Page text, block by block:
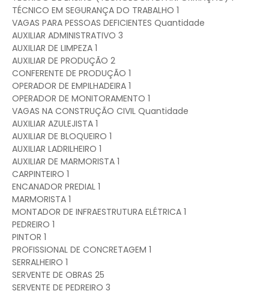
TÉCNICO EM SEGURANÇA DO TRABALHO 1
VAGAS PARA PESSOAS DEFICIENTES Quantidade
AUXILIAR ADMINISTRATIVO 3
AUXILIAR DE LIMPEZA 1
AUXILIAR DE PRODUÇÃO 2
CONFERENTE DE PRODUÇÃO 1
OPERADOR DE EMPILHADEIRA 1
OPERADOR DE MONITORAMENTO 1
VAGAS NA CONSTRUÇÃO CIVIL Quantidade
AUXILIAR AZULEJISTA 1
AUXILIAR DE BLOQUEIRO 1
AUXILIAR LADRILHEIRO 1
AUXILIAR DE MARMORISTA 1
CARPINTEIRO 1
ENCANADOR PREDIAL 1
MARMORISTA 1
MONTADOR DE INFRAESTRUTURA ELÉTRICA 1
PEDREIRO 1
PINTOR 1
PROFISSIONAL DE CONCRETAGEM 1
SERRALHEIRO 1
SERVENTE DE OBRAS 25
SERVENTE DE PEDREIRO 3